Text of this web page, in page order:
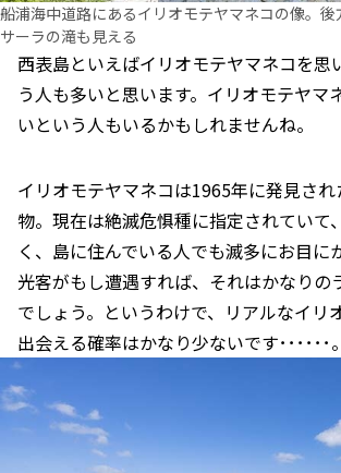
船浦海中道路にあるイリオモテヤマネコの像。
サーラの滝も見える
西表島といえばイリオモテヤマネコを思
う人も多いと思います。イリオモテヤマ
いという人もいるかもしれませんね。
イリオモテヤマネコは1965年に発見さ
物。現在は絶滅危惧種に指定されていて
く、島に住んでいる人でも滅多にお目に
光客がもし遭遇すれば、それはかなりの
でしょう。というわけで、リアルなイリ
出会える確率はかなり少ないです･･････。